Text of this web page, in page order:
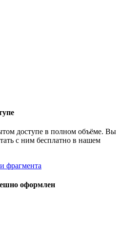
доступе в полном объёме. Вы
с ним бесплатно в нашем
фрагмента
оформлен